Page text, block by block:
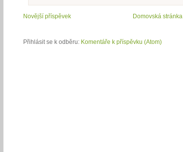
Novější příspěvek Domovská stránka
Přihlásit se k odběru: Komentáře k příspěvku (Atom)